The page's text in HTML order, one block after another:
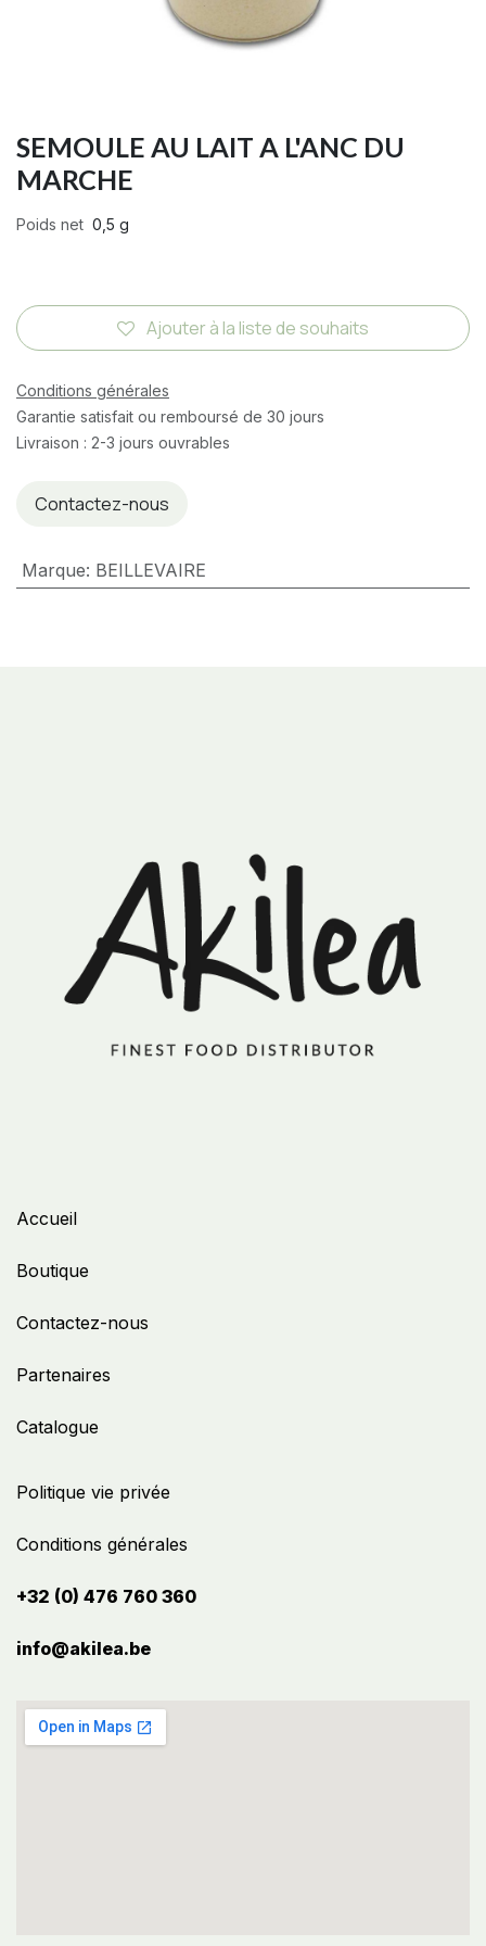
SEMOULE AU LAIT A L'ANC DU
MARCHE
Poids net 0,5 g
Ajouter à la liste de souhaits
Conditions générales
Garantie satisfait ou remboursé de 30 jours
Livraison : 2-3 jours ouvrables
Contactez-nous
Marque: BEILLEVAIRE
Politique vie privée
Conditions générales
+32 (0) 476 760 360
info@akilea.be​
Accueil
Boutique
Contactez-nous
Partenaires
Catalogue